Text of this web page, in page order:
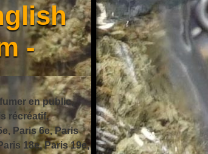
-
en public,
récréatif,
Paris 6e, Paris
18e, Paris 19e,